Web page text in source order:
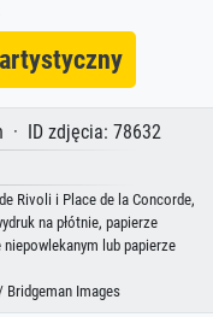
· ID zdjęcia: 78632
Rivoli i Place de la Concorde,
na płótnie, papierze
lub papierze
Bridgeman Images